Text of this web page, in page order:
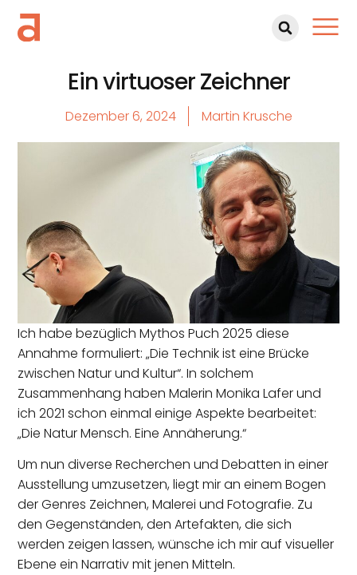
Ein virtuoser Zeichner
Dezember 6, 2024 Martin Krusche
Ich habe bezüglich Mythos Puch 2025 diese
Annahme formuliert: „Die Technik ist eine Brücke
zwischen Natur und Kultur“. In solchem
Zusammenhang haben Malerin Monika Lafer und
ich 2021 schon einmal einige Aspekte bearbeitet:
„Die Natur Mensch. Eine Annäherung.“
Um nun diverse Recherchen und Debatten in einer
Ausstellung umzusetzen, liegt mir an einem Bogen
der Genres Zeichnen, Malerei und Fotografie. Zu
den Gegenständen, den Artefakten, die sich
werden zeigen lassen, wünsche ich mir auf visueller
Ebene ein Narrativ mit jenen Mitteln.